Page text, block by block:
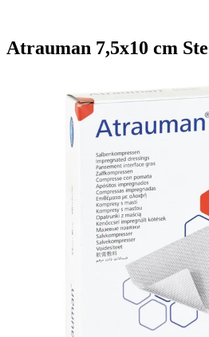
Atrauman 7,5x10 cm